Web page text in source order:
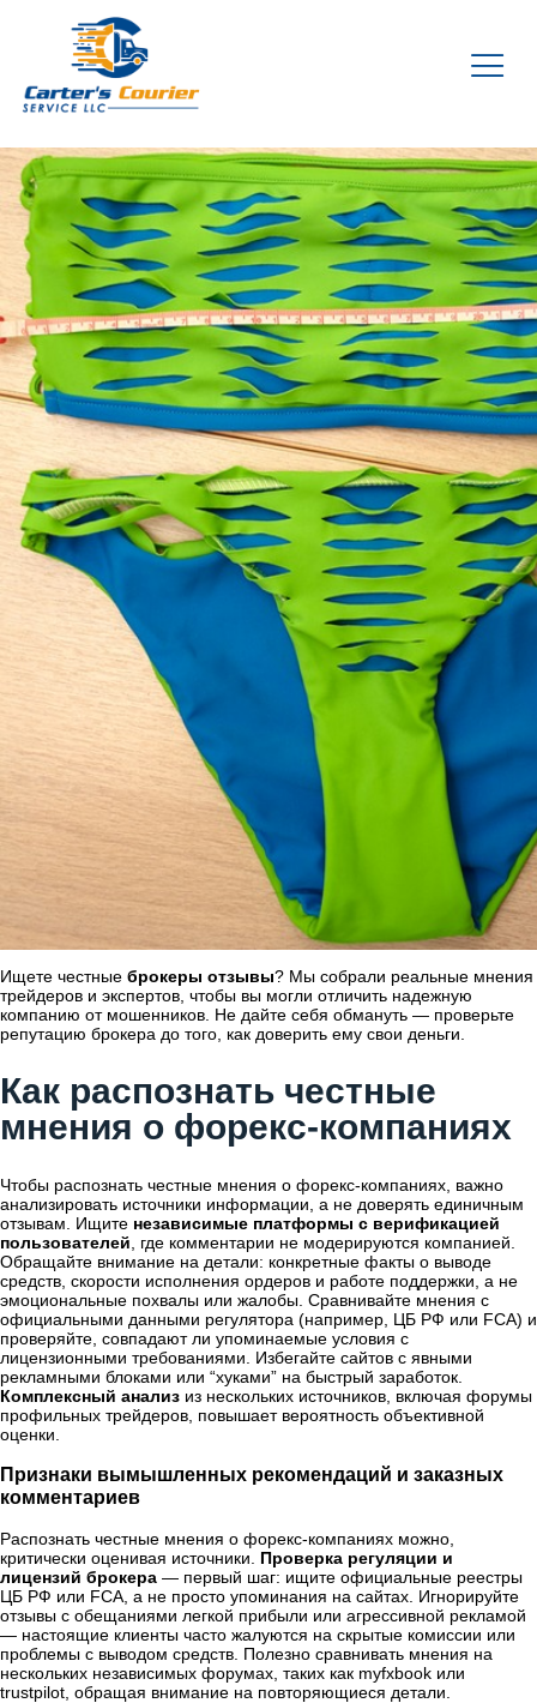
Ищете честные брокеры отзывы? Мы собрали реальные мнения
трейдеров и экспертов, чтобы вы могли отличить надежную
компанию от мошенников. Не дайте себя обмануть — проверьте
репутацию брокера до того, как доверить ему свои деньги.
Как распознать честные
мнения о форекс-компаниях
Чтобы распознать честные мнения о форекс-компаниях, важно
анализировать источники информации, а не доверять единичным
отзывам. Ищите независимые платформы с верификацией
пользователей , где комментарии не модерируются компанией.
Обращайте внимание на детали: конкретные факты о выводе
средств, скорости исполнения ордеров и работе поддержки, а не
эмоциональные похвалы или жалобы. Сравнивайте мнения с
официальными данными регулятора (например, ЦБ РФ или FCA) и
проверяйте, совпадают ли упоминаемые условия с
лицензионными требованиями. Избегайте сайтов с явными
рекламными блоками или “хуками” на быстрый заработок.
Комплексный анализ из нескольких источников, включая форумы
профильных трейдеров, повышает вероятность объективной
оценки.
Признаки вымышленных рекомендаций и заказных
комментариев
Распознать честные мнения о форекс-компаниях можно,
критически оценивая источники. Проверка регуляции и
лицензий брокера — первый шаг: ищите официальные реестры
ЦБ РФ или FCA, а не просто упоминания на сайтах. Игнорируйте
отзывы с обещаниями легкой прибыли или агрессивной рекламой
— настоящие клиенты часто жалуются на скрытые комиссии или
проблемы с выводом средств. Полезно сравнивать мнения на
нескольких независимых форумах, таких как myfxbook или
trustpilot, обращая внимание на повторяющиеся детали.